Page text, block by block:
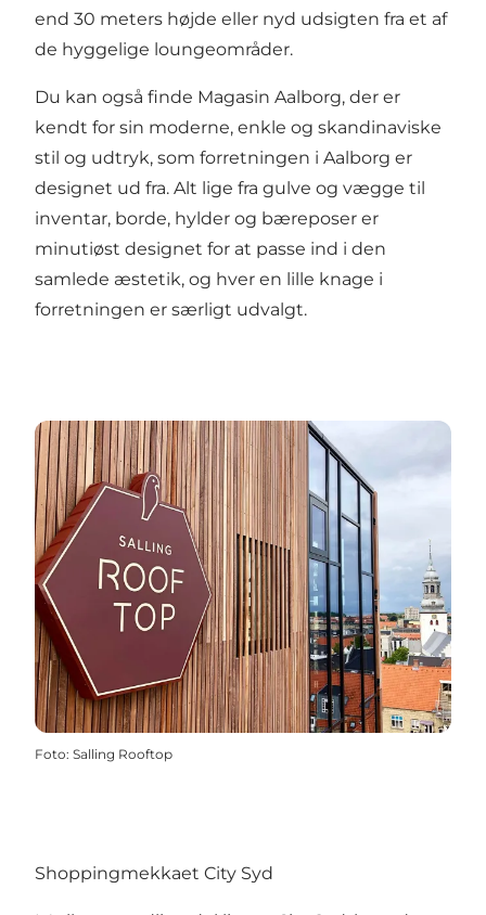
end 30 meters højde eller nyd udsigten fra et af
de hyggelige loungeområder.
Du kan også finde Magasin Aalborg, der er
kendt for sin moderne, enkle og skandinaviske
stil og udtryk, som forretningen i Aalborg er
designet ud fra. Alt lige fra gulve og vægge til
inventar, borde, hylder og bæreposer er
minutiøst designet for at passe ind i den
samlede æstetik, og hver en lille knage i
forretningen er særligt udvalgt.
Foto: Salling Rooftop
Shoppingmekkaet City Syd